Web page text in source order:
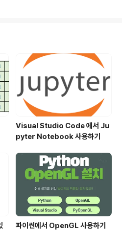
분포에 적합하지
들다. 이러한 문제
기반을 둔 K-근접
패턴인식과 기계학
로부터 거리가 가
Visual Studio Code 에서 Ju
pyter Notebook 사용하기
파이썬에서 OpenGL 사용하기